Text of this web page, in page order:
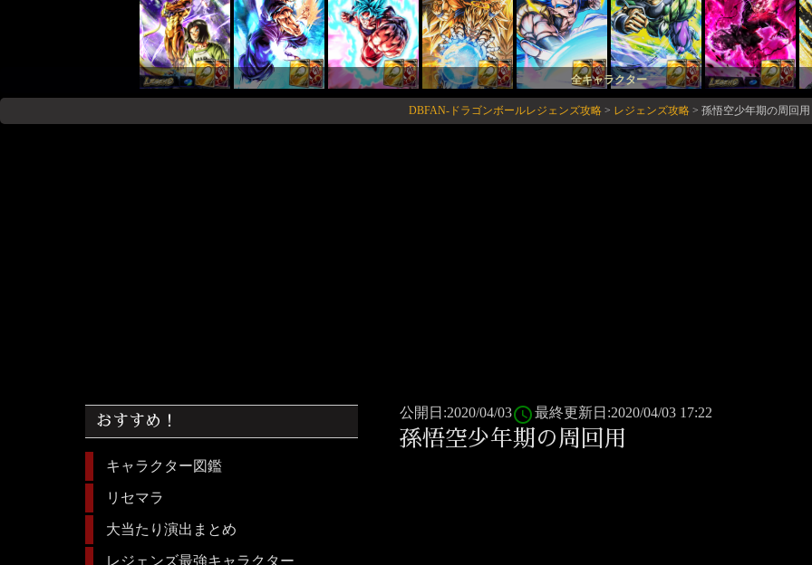
全キャラクター
DBFAN-ドラゴンボールレジェンズ攻略> レジェンズ攻略> 孫悟空少年期の周回用
公開日:2020/04/03access_time 最終更新日:2020/04/03 17:22
孫悟空少年期の周回用
おすすめ！
キャラクター図鑑
リセマラ
大当たり演出まとめ
レジェンズ最強キャラクター